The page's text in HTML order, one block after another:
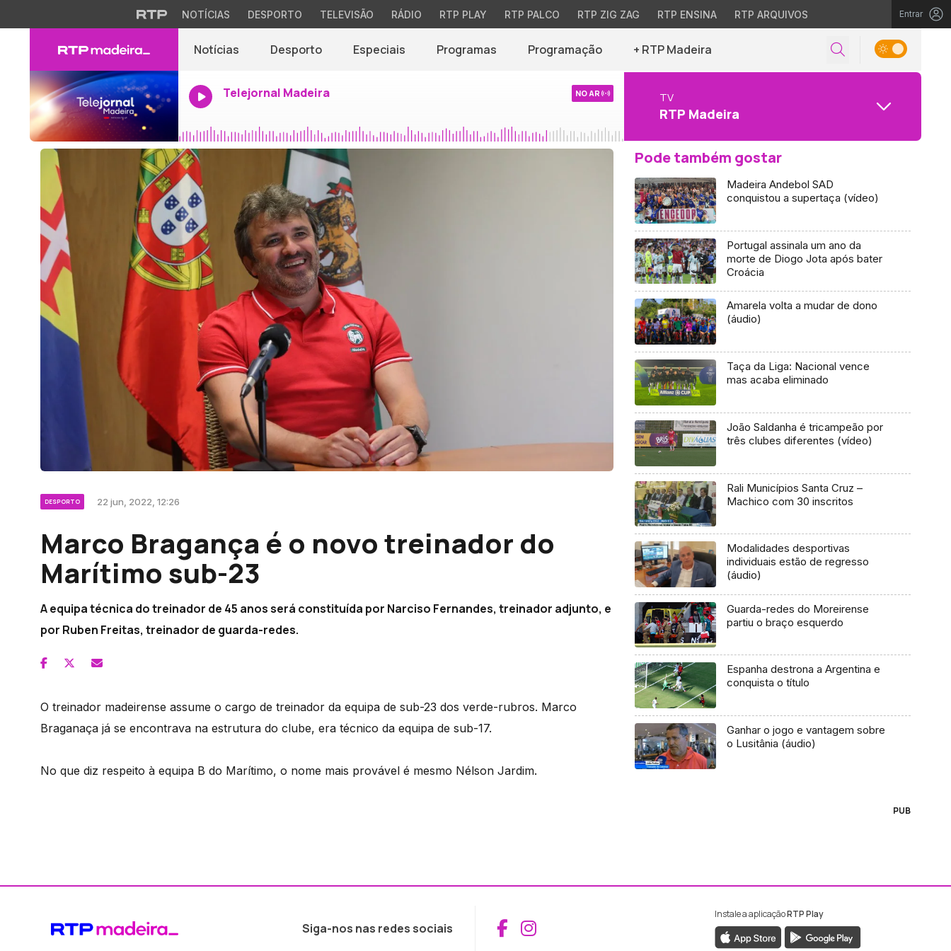
NOTÍCIAS DESPORTO TELEVISÃO RÁDIO RTP PLAY RTP PALCO RTP ZIG ZAG RTP ENSINA RTP ARQUIVOS Entrar
Notícias Desporto Especiais Programas Programação + RTP Madeira
Telejornal Madeira NO AR TV
RTP Madeira
DESPORTO 22 jun, 2022, 12:26
Marco Bragança é o novo treinador do
Marítimo sub-23
A equipa técnica do treinador de 45 anos será constituída por Narciso Fernandes, treinador adjunto, e
por Ruben Freitas, treinador de guarda-redes.
O treinador madeirense assume o cargo de treinador da equipa de sub-23 dos verde-rubros. Marco
Braganaça já se encontrava na estrutura do clube, era técnico da equipa de sub-17.
No que diz respeito à equipa B do Marítimo, o nome mais provável é mesmo Nélson Jardim.
Pode também gostar
Madeira Andebol SAD
conquistou a supertaça (vídeo)
Portugal assinala um ano da
morte de Diogo Jota após bater
Croácia
Amarela volta a mudar de dono
(áudio)
Taça da Liga: Nacional vence
mas acaba eliminado
João Saldanha é tricampeão por
três clubes diferentes (vídeo)
Rali Municípios Santa Cruz –
Machico com 30 inscritos
Modalidades desportivas
individuais estão de regresso
(áudio)
Guarda-redes do Moreirense
partiu o braço esquerdo
Espanha destrona a Argentina e
conquista o título
Ganhar o jogo e vantagem sobre
o Lusitânia (áudio)
PUB
Siga-nos nas redes sociais Aceder ao Facebook da RTP Madeira
Aceder ao Instagram da RTP Madeira
Instale a aplicaçãoRTP Play